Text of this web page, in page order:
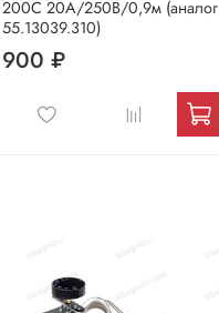
200С 20А/250В/0,9м (аналог
55.13039.310)
900 ₽